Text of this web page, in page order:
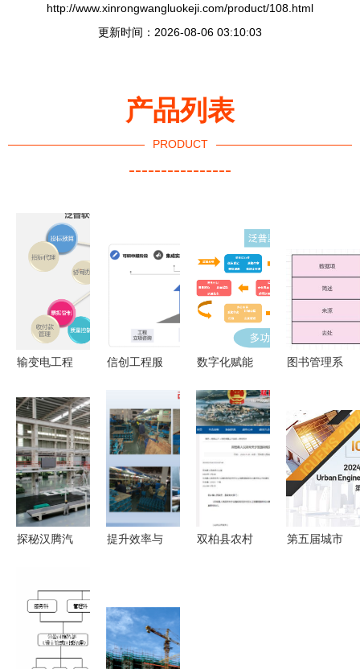
http://www.xinrongwangluokeji.com/product/108.html
更新时间：2026-08-06 03:10:03
产品列表
PRODUCT
----------------
输变电工程
件 提升工
程管理服务
的利器
信创工程服
理服务的融
合路径分析
数字化赋能
理软件在监
理服务中的
战略价值与
实施路径
图书管理系
析与软件工
程实践
探秘汉腾汽
品质，软件
开发赋能制
造升级
提升效率与
善案例全景
解析
双柏县农村
第五届城市